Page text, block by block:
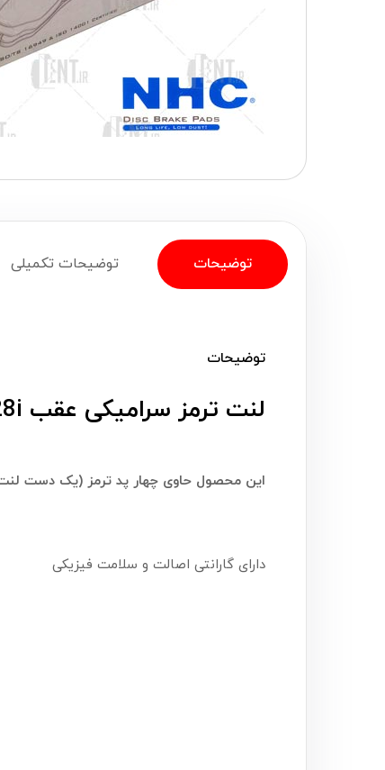
توضیحات توضیحات تکمیلی
توضیحات
لنت ترمز سرامیکی عقب BMW 528i ـ 2009-2016 ان اچ سی (NHC)
این محصول حاوی چهار پد ترمز (یک دست
دارای گارانتی اصالت و سلامت فیزیکی